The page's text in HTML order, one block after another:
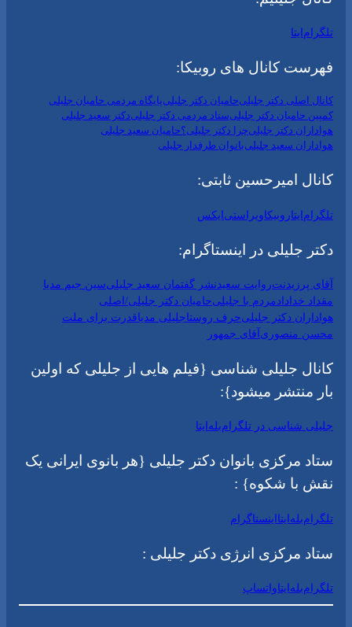
تلگرامایتا
فهرست کانال های روبیکا:
کانال اصلی دکتر جلیلیحامیان دکتر جلیلیپایگاه مردمی حامیان جلیلی
کمپین حامیان دکتر جلیلیستاد مردمی دکتر جلیلیدکتر سعید جلیلی
هواداران دکتر جلیلیچرا دکتر جلیلی؟حامیان سعید جلیلی
هواداران سعید جلیلیبانوان طرفدار جلیلی
کانال امیرحسین ثابتی:
تلگرامایتاروبیکاویراستیایکس
دکتر جلیلی در اینستاگرام:
آقای پرزیدنتروایت سعیدنشر گفتمان سعید جلیلیسین جیم مدیا
مقداد خدادادمردم با جلیلیحامیان دکتر جلیلی/اصلی
هواداران دکتر جلیلیحرف روستاجلیلی مدیاقدرت برای ملت
محسن منصوریآقای جمهور
کانال جلیلی شناسی {فیلم هایی از جلیلی که اولین
بار منتشر میشود}:
جلیلی شناسی در تلگرامبلهایتا
ستاد مرکزی بانوان دکتر جلیلی {هر بانوی ایرانی یک
نقش با شکوه} :
تلگرامبلهایتااینستاگرام
ستاد مرکزی انرژی دکتر جلیلی :
تلگرامبلهایتاواتساپ